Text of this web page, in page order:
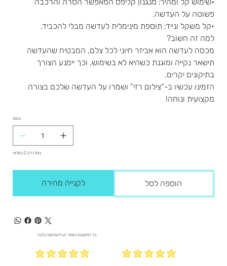
•שימוש קל ומהיר: מנגנון קליפס המאפשר הסרה והרכבה
פשוטה על העדשה.
•קל משקל ונייד: תוספת מינימלית לעדשה מבלי להכביד.
למה זה חשוב?
מכסה לעדשה הוא אביזר חיוני לכל צלם, המבטיח שהעדשה
תישאר נקייה ומוגנת כשהיא לא בשימוש, וכך יימנע הצורך
בתיקונים יקרים.
הזמינו עכשיו ב-“צילום רזי” ושמרו על העדשה שלכם בצורה
מקצועית ונוחה!
כמות
נותרו רק 2 במלאי
הוספה לסל לקנייה מהירה
כל התמונות באתר הן להמחשה בלבד.